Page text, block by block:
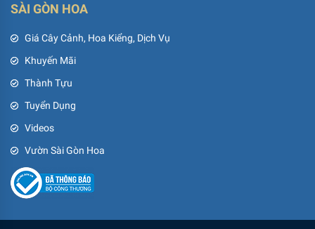
SÀI GÒN HOA
Giá Cây Cảnh, Hoa Kiểng, Dịch Vụ
Khuyến Mãi
Thành Tựu
Tuyển Dụng
Videos
Vườn Sài Gòn Hoa